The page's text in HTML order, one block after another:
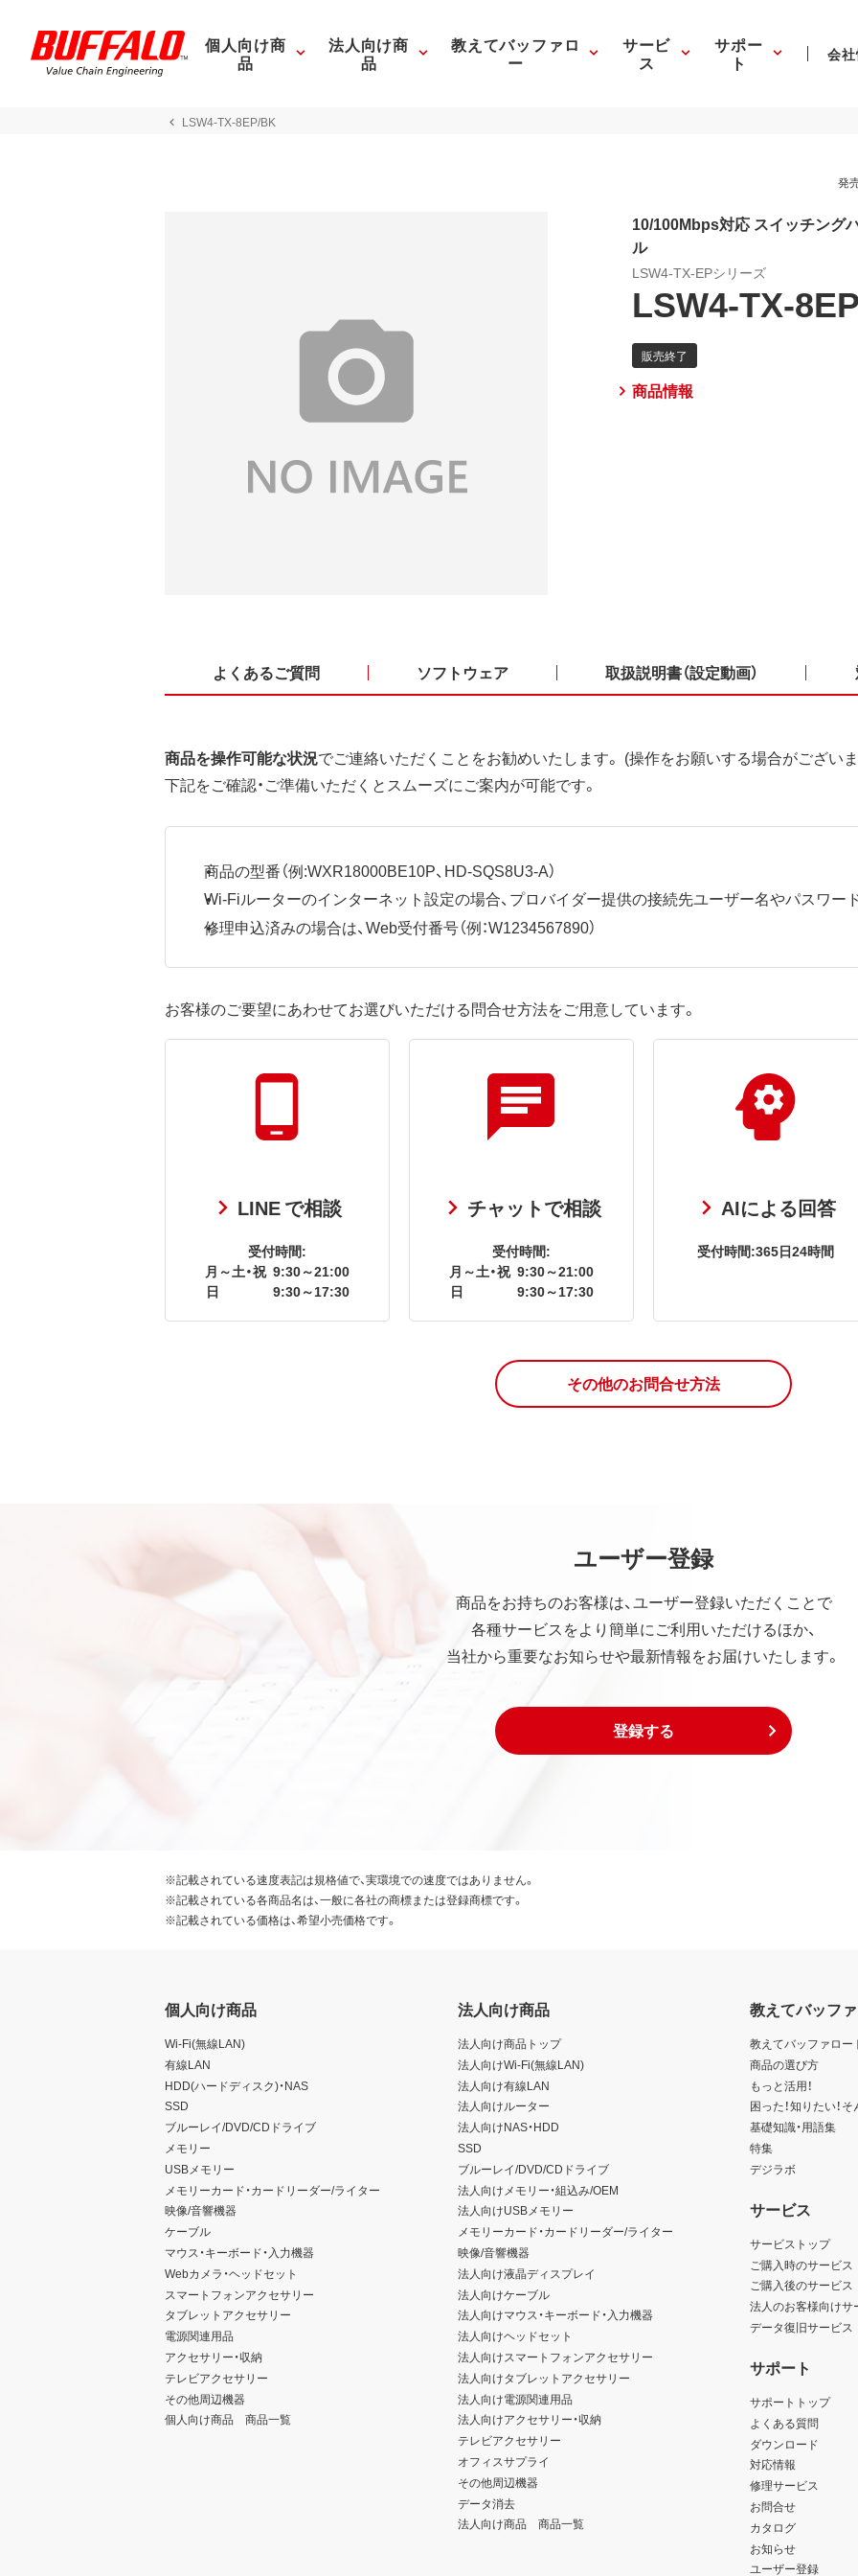
個人向け商
品
法人向け商
品
教えてバッファロ
ー
サービ
ス
サポー
ト 会
LSW4-TX-8EP/BK
発
10/100Mbps対応 スイッチング
ル
LSW4-TX-EPシリーズ
LSW4-TX-
商品情報
よくあるご質問 ソフトウェア 取扱説明書（設定動画）
商品を操作可能な状況でご連絡いただくことをお勧めいたします。 (操作をお願いする場合がござい
下記をご確認・ご準備いただくとスムーズにご案内が可能です。
商品の型番（例:WXR18000BE10P、HD-SQS8U3-A）
Wi-Fiルーターのインターネット設定の場合、プロバイダー提供の接続先ユーザー名やパスワー
修理申込済みの場合は、Web受付番号（例：W1234567890）
お客様のご要望にあわせてお選びいただける問合せ方法をご用意しています。
LINE で相談
受付時間:
月～土・祝 9:30～21:00
日
9:30～17:30
チャットで相談
受付時間:
月～土・祝 9:30～21:00
日
9:30～17:30
AIによる回答
受付時間:365日24時間
その他のお問合せ方法
ユーザー登録
商品をお持ちのお客様は、ユーザー登録いただくことで
各種サービスをより簡単にご利用いただけるほか、
当社から重要なお知らせや最新情報をお届けいたします。
登録する
※記載されている速度表記は規格値で、実環境での速度ではありません。
※記載されている各商品名は、一般に各社の商標または登録商標です。
※記載されている価格は、希望小売価格です。
個人向け商品
Wi-Fi(無線LAN)
有線LAN
HDD(ハードディスク)・NAS
SSD
ブルーレイ/DVD/CDドライブ
メモリー
USBメモリー
メモリーカード・カードリーダー/ライター
映像/音響機器
ケーブル
マウス・キーボード・入力機器
Webカメラ・ヘッドセット
スマートフォンアクセサリー
タブレットアクセサリー
電源関連用品
アクセサリー・収納
テレビアクセサリー
その他周辺機器
個人向け商品 商品一覧
法人向け商品
法人向け商品トップ
法人向けWi-Fi(無線LAN)
法人向け有線LAN
法人向けルーター
法人向けNAS・HDD
SSD
ブルーレイ/DVD/CDドライブ
法人向けメモリー・組込み/OEM
法人向けUSBメモリー
メモリーカード・カードリーダー/ライター
映像/音響機器
法人向け液晶ディスプレイ
法人向けケーブル
法人向けマウス・キーボード・入力機器
法人向けヘッドセット
法人向けスマートフォンアクセサリー
法人向けタブレットアクセサリー
法人向け電源関連用品
法人向けアクセサリー・収納
テレビアクセサリー
オフィスサプライ
その他周辺機器
データ消去
法人向け商品 商品一覧
教えてバッフ
教えてバッファロー
商品の選び方
もっと活用！
困った！知りたい！
基礎知識・用語集
特集
デジラボ
サービス
サービストップ
ご購入時のサービス
ご購入後のサービス
法人のお客様向けサ
データ復旧サービス
サポート
サポートトップ
よくある質問
ダウンロード
対応情報
修理サービス
お問合せ
カタログ
お知らせ
ユーザー登録